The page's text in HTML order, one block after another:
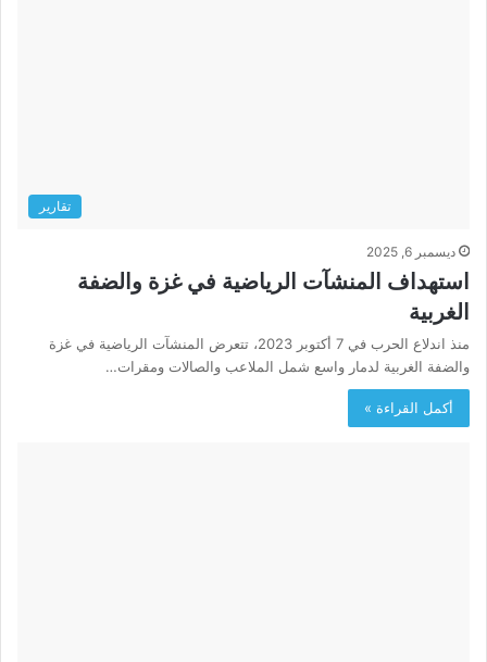
تقارير
ديسمبر 6, 2025
استهداف المنشآت الرياضية في غزة والضفة
الغربية
منذ اندلاع الحرب في 7 أكتوبر 2023، تتعرض المنشآت الرياضية في غزة
والضفة الغربية لدمار واسع شمل الملاعب والصالات ومقرات…
أكمل القراءة »